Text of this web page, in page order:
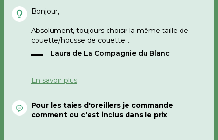
Bonjour,
Absolument, toujours choisir la même taille de
couette/housse de couette.
Laura de La Compagnie du Blanc
En savoir plus
Pour les taies d'oreillers je commande
comment ou c'est inclus dans le prix